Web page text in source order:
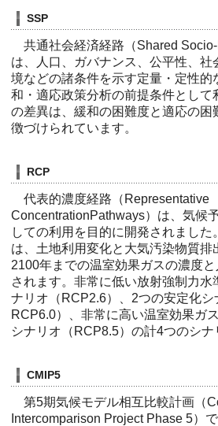
SSP
共通社会経済経路（Shared Socio-
は、人口、ガバナンス、公平性、社
境などの諸条件を示す定量・定性的
和・適応政策分析の前提条件として
の差異は、緩和の困難度と適応の困
徴づけられています。
RCP
代表的濃度経路（Representative
ConcentrationPathways）は、気候
しての利用を目的に開発されました
は、土地利用変化と大気汚染物質排
2100年までの温室効果ガスの濃度
されます。非常に低い放射強制力水
ナリオ（RCP2.6）、2つの安定化シ
RCP6.0）、非常に高い温室効果ガ
シナリオ（RCP8.5）の計4つのシナ
CMIP5
第5期気候モデル相互比較計画（
Intercomparison Project Phase 5）